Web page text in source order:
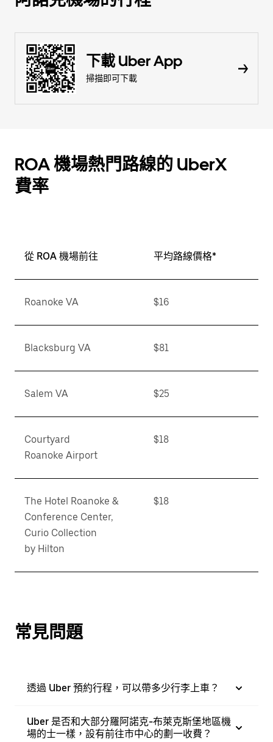
下載 Uber App
掃描即可下載
ROA 機場熱門路線的 UberX
費率
從 ROA 機場前往 平均路線價格*
Roanoke VA $16
Blacksburg VA $81
Salem VA $25
Courtyard
Roanoke Airport
$18
The Hotel Roanoke &
Conference Center,
Curio Collection
by Hilton
$18
常見問題
透過 Uber 預約行程，可以帶多少行李上車？
Uber 是否和大部分羅阿諾克-布萊克斯堡地區機
場的士一樣，設有前往市中心的劃一收費？